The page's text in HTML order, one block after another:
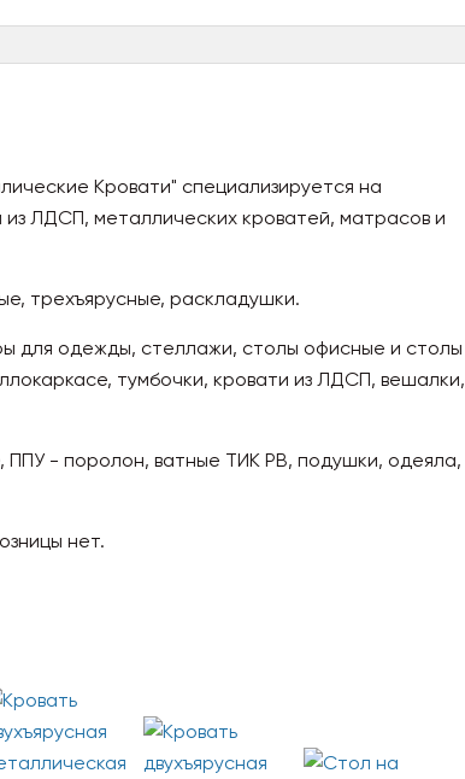
Кровати" специализируется на
из ЛДСП, металлических кроватей, матрасов и
трехъярусные, раскладушки.
для одежды, стеллажи, столы офисные и столы
тумбочки, кровати из ЛДСП, вешалки,
- поролон, ватные ТИК РВ, подушки, одеяла,
нет.